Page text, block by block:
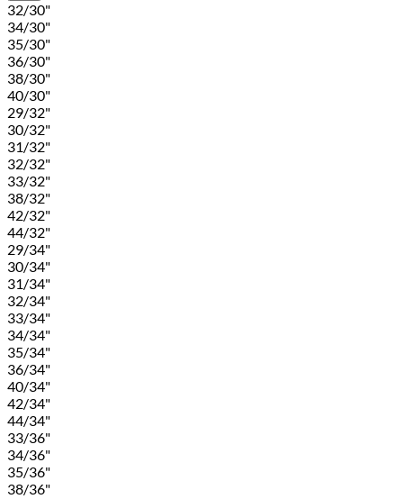
32/30"
34/30"
35/30"
36/30"
38/30"
40/30"
29/32"
30/32"
31/32"
32/32"
33/32"
38/32"
42/32"
44/32"
29/34"
30/34"
31/34"
32/34"
33/34"
34/34"
35/34"
36/34"
40/34"
42/34"
44/34"
33/36"
34/36"
35/36"
38/36"